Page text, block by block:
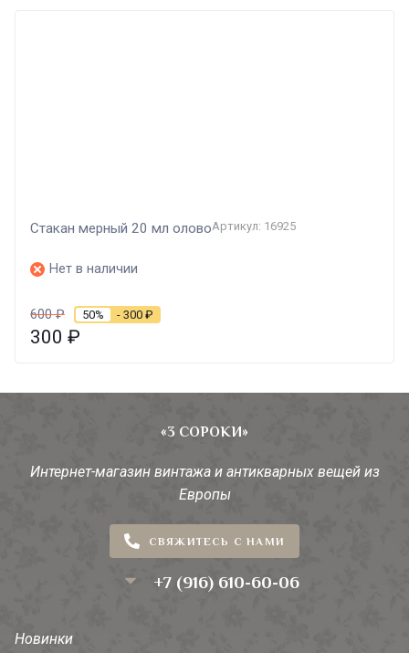
Стакан мерный 20 мл оловоАртикул: 16925
Нет в наличии
600₽ 50% - 300 ₽
300 ₽
«3 СОРОКИ»
Интернет-магазин винтажа и антикварных вещей из
Европы
СВЯЖИТЕСЬ С НАМИ
+7 (916) 610-60-06
Новинки